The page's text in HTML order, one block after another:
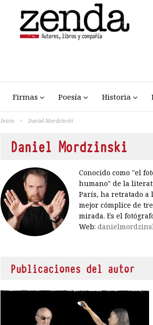
Firmas Poesía Historia
Inicio > Daniel Mordzinski
Daniel Mordzinski
Conocido como "el
humano" de la
París, ha retratado a
mejor cómplice de
mirada. Es el
Web:
Publicaciones del autor